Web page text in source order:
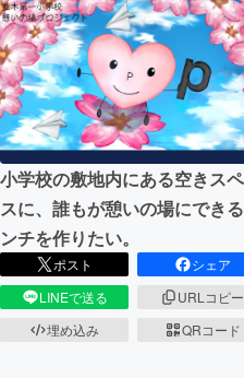
テクノロジー・ガジ
映像・映画
ビジネス・起業
まちづくり・地域活
CAMPFIRE for Social
CAMPFIREふるさと納税
小学校の敷地内にある空きス
スに、誰もが憩いの場にでき
ンチを作りたい。
ポスト
シェア
LINEで送る
URLコピー
埋め込み
QRコード